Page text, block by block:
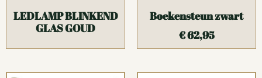
LEDLAMP BLINKEND
GLAS GOUD
Boekensteun zwart
€62,95